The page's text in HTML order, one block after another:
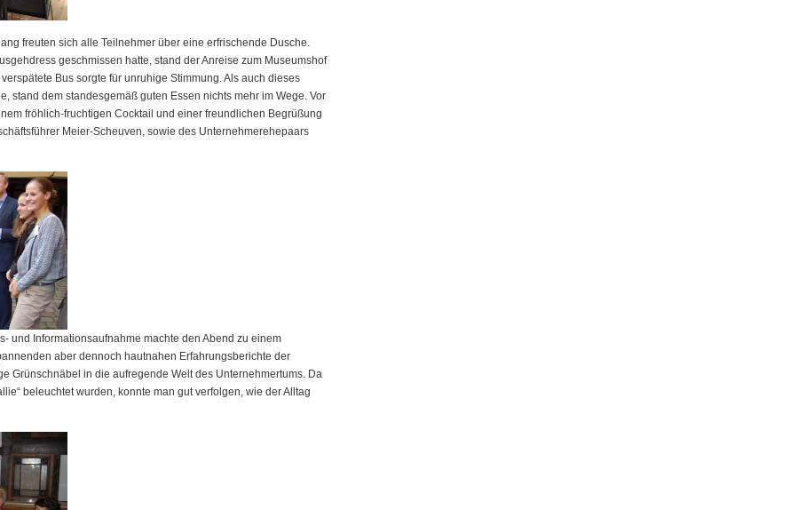
freuten sich alle Teilnehmer über eine erfrischende Dusche.
geschmissen hatte, stand der Anreise zum Museumshof
Bus sorgte für unruhige Stimmung. Als auch dieses
stand dem standesgemäß guten Essen nichts mehr im Wege. Vor
fröhlich-fruchtigen Cocktail und einer freundlichen Begrüßung
Meier-Scheuven, sowie des Unternehmerehepaars
und Informationsaufnahme machte den Abend zu einem
aber dennoch hautnahen Erfahrungsberichte der
Grünschnäbel in die aufregende Welt des Unternehmertums. Da
beleuchtet wurden, konnte man gut verfolgen, wie der Alltag